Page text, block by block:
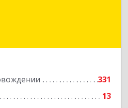
331
13
край, Краснодар г,